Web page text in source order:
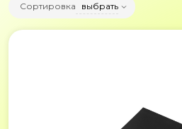
Сортировка выбрать